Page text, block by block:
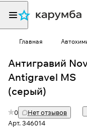
Главная
Антигравий
Antigravel MS
(cерый)
0
Нет отзывов
Арт.346014